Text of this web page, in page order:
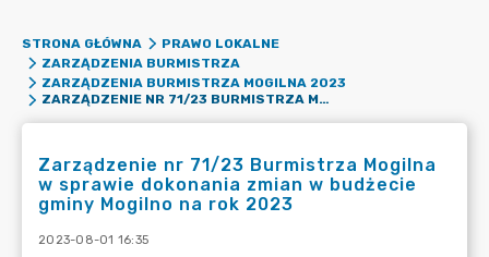
STRONA GŁÓWNA
PRAWO LOKALNE
ZARZĄDZENIA BURMISTRZA
ZARZĄDZENIA BURMISTRZA MOGILNA 2023
ZARZĄDZENIE NR 71/23 BURMISTRZA MOGILNA W SPRAWIE DOKONANIA ZMIAN W BUDŻECIE GMINY MOGILNO NA ROK 2023
Zarządzenie nr 71/23 Burmistrza Mogilna
w sprawie dokonania zmian w budżecie
gminy Mogilno na rok 2023
2023-08-01 16:35